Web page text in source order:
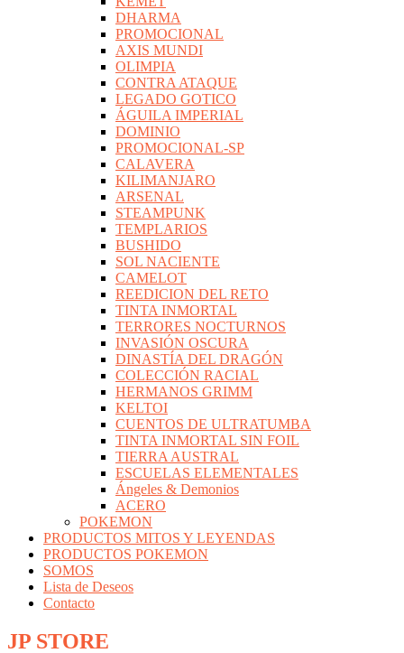
DHARMA
PROMOCIONAL
AXIS MUNDI
OLIMPIA
CONTRA ATAQUE
LEGADO GOTICO
ÁGUILA IMPERIAL
DOMINIO
PROMOCIONAL-SP
CALAVERA
KILIMANJARO
ARSENAL
STEAMPUNK
TEMPLARIOS
BUSHIDO
SOL NACIENTE
CAMELOT
REEDICION DEL RETO
TINTA INMORTAL
TERRORES NOCTURNOS
INVASIÓN OSCURA
DINASTÍA DEL DRAGÓN
COLECCIÓN RACIAL
HERMANOS GRIMM
KELTOI
CUENTOS DE ULTRATUMBA
TINTA INMORTAL SIN FOIL
TIERRA AUSTRAL
ESCUELAS ELEMENTALES
Ángeles & Demonios
ACERO
POKEMON
PRODUCTOS MITOS Y LEYENDAS
PRODUCTOS POKEMON
SOMOS
Lista de Deseos
Contacto
JP STORE